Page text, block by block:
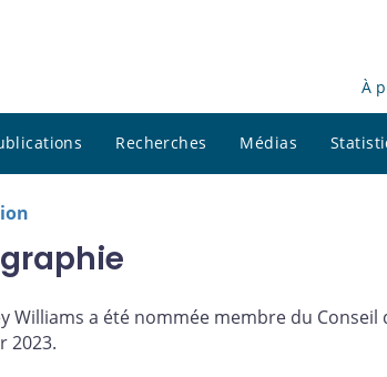
À
Recherches Médias
Williams a été nommée membre du
2023.